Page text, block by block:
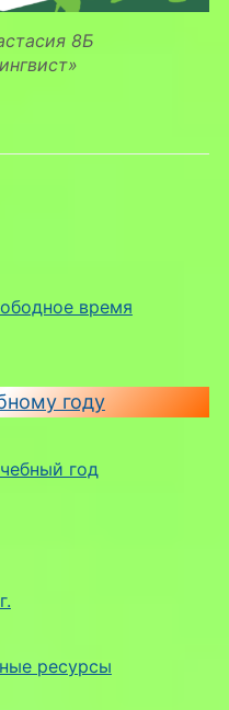
время
году
год
ресурсы
8Б